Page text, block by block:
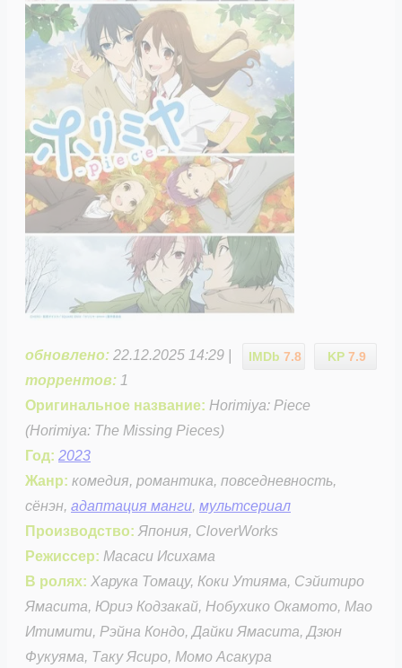
KP 7.9
IMDb 7.8
обновлено: 22.12.2025 14:29 |
торрентов: 1
Оригинальное название: Horimiya: Piece
(Horimiya: The Missing Pieces)
Год: 2023
Жанр: комедия, романтика, повседневность,
сёнэн, адаптация манги, мультсериал
Производство: Япония, CloverWorks
Режиссер: Масаси Исихама
В ролях: Харука Томацу, Коки Утияма, Сэйитиро
Ямасита, Юриэ Кодзакай, Нобухико Окамото, Мао
Итимити, Рэйна Кондо, Дайки Ямасита, Дзюн
Фукуяма, Таку Ясиро, Момо Асакура